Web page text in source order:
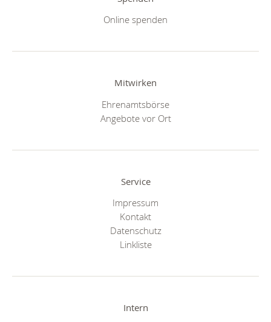
Online spenden
Mitwirken
Ehrenamtsbörse
Angebote vor Ort
Service
Impressum
Kontakt
Datenschutz
Linkliste
Intern